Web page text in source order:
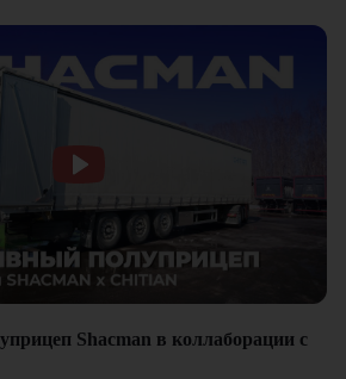
Shacman в коллаборации с